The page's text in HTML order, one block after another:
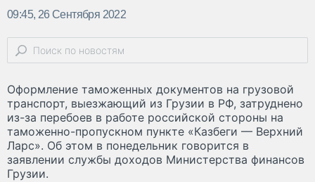
09:45, 26 Сентября 2022
Оформление таможенных документов на грузовой
транспорт, выезжающий из Грузии в РФ, затруднено
из-за перебоев в работе российской стороны на
таможенно-пропускном пункте «Казбеги — Верхний
Ларс». Об этом в понедельник говорится в
заявлении службы доходов Министерства финансов
Грузии.